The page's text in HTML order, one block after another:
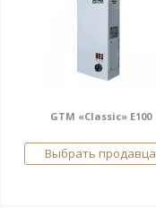
GTM «Classic» E100
Выбрать продавца